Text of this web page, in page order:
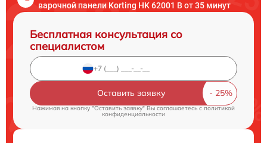
варочной панели Korting HK 62001 B от 35 минут
Бесплатная консультация со
специалистом
Оставить заявку
Нажимая на кнопку "Оставить заявку" Вы соглашаетесь cполитикой
конфиденциальности